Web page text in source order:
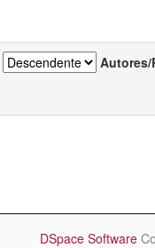
Autores/
DSpace Software